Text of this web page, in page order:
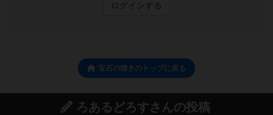
ログインする
宝石の煌きのトップに戻る
ろあるどろすさんの投稿